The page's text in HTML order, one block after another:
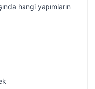
hangi yapımların